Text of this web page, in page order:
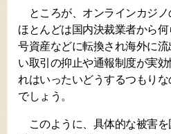
ところが、オンラインカジノ
ほとんどは国内決裁業者から
号資産などに転換され海外に
い取引の抑止や通報制度が実
れはいったいどうするつもり
でしょう。
このように、具体的な被害を